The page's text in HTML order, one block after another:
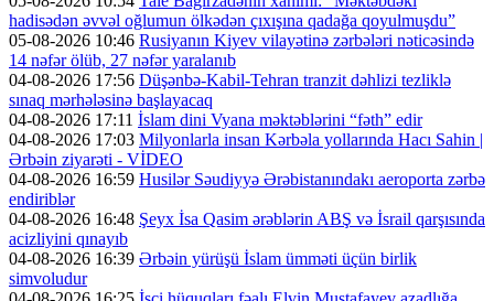
hadisədən əvvəl oğlumun ölkədən çıxışına qadağa qoyulmuşdu”
05-08-2026 10:46 Rusiyanın Kiyev vilayətinə zərbələri nəticəsində
14 nəfər ölüb, 27 nəfər yaralanıb
04-08-2026 17:56 Düşənbə-Kabil-Tehran tranzit dəhlizi tezliklə
sınaq mərhələsinə başlayacaq
04-08-2026 17:11 İslam dini Vyana məktəblərini “fəth” edir
04-08-2026 17:03 Milyonlarla insan Kərbəla yollarında Hacı Sahin |
Ərbəin ziyarəti - VİDEO
04-08-2026 16:59 Husilər Səudiyyə Ərəbistanındakı aeroporta zərbə
endiriblər
04-08-2026 16:48 Şeyx İsa Qasim ərəblərin ABŞ və İsrail qarşısında
acizliyini qınayıb
04-08-2026 16:39 Ərbəin yürüşü İslam ümməti üçün birlik
simvoludur